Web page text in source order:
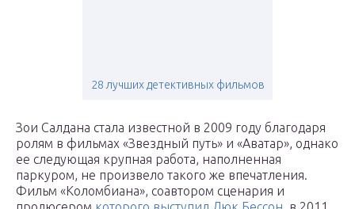
28 лучших детективных фильмов
Зои Салдана стала известной в 2009 году благодаря
ролям в фильмах «Звездный путь» и «Аватар», однако
ее следующая крупная работа, наполненная
паркуром, не произвело такого же впечатления.
Фильм «Коломбиана», соавтором сценария и